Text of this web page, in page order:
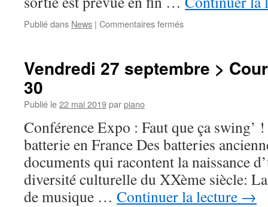
Publié dans News | Commentaires ferméssur
>
30
Vendredi 27 septembre >
30
Publié le22 mai 2019parpiano
Conférence Expo : Faut que ça swing’
batterie en France Des batteries
documents qui racontent la naissance
diversité culturelle du XXème siècle:
de musique … Continuer la lecture →